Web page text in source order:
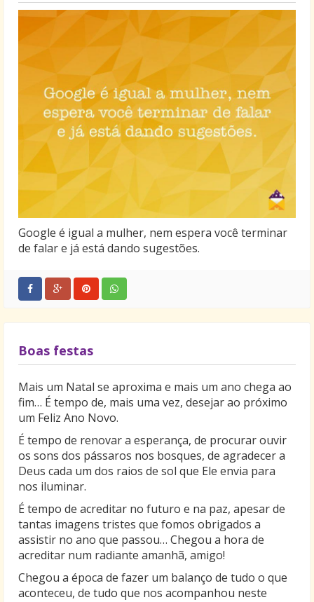
Google é igual a mulher, nem espera você terminar
de falar e já está dando sugestões.
Boas festas
Mais um Natal se aproxima e mais um ano chega ao
fim… É tempo de, mais uma vez, desejar ao próximo
um Feliz Ano Novo.
É tempo de renovar a esperança, de procurar ouvir
os sons dos pássaros nos bosques, de agradecer a
Deus cada um dos raios de sol que Ele envia para
nos iluminar.
É tempo de acreditar no futuro e na paz, apesar de
tantas imagens tristes que fomos obrigados a
assistir no ano que passou… Chegou a hora de
acreditar num radiante amanhã, amigo!
Chegou a época de fazer um balanço de tudo o que
aconteceu, de tudo que nos acompanhou neste